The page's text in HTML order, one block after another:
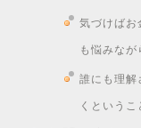
気づけばお
も悩みなが
誰にも理解
くというこ